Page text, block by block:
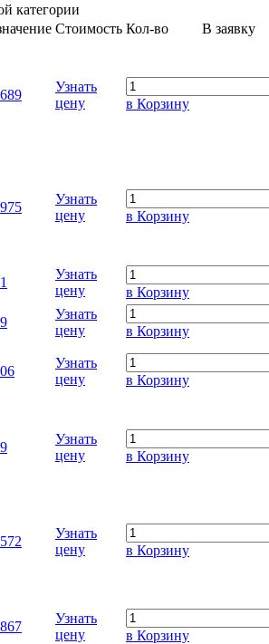
категории
Стоимость Кол-во В заявку
Узнать
цену
в Корзину
Узнать
цену
в Корзину
Узнать
цену
в Корзину
Узнать
цену
в Корзину
Узнать
цену
в Корзину
Узнать
цену
в Корзину
Узнать
цену
в Корзину
Узнать
цену
в Корзину